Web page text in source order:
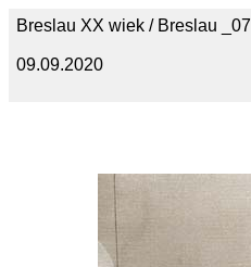
Breslau XX wiek / Breslau _07
09.09.2020